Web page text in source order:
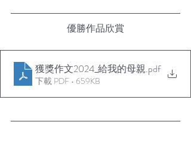
優勝作品欣賞
獲獎作文2024_給我的母親.pdf
下載 PDF • 659KB